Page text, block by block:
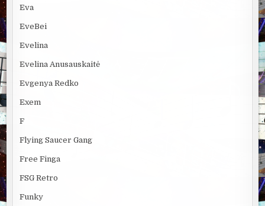
Eva
EveBei
Evelina
Evelina Anusauskaitė
Evgenya Redko
Exem
F
Flying Saucer Gang
Free Finga
FSG Retro
Funky